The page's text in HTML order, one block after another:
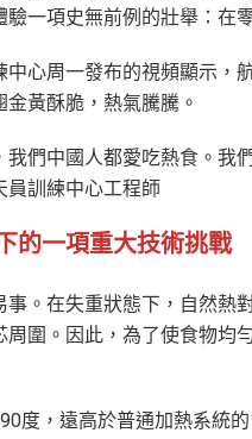
驗一項史無前例的壯舉：在
中心周一發布的視頻顯示，
黃酥脆，熱氣騰騰。
我們中國人都愛吃熱食。我
員訓練中心工程師
的一項重大技術挑戰
事。在失重狀態下，自然熱
周圍。因此，為了使食物均
度，遠高於普通加熱系統